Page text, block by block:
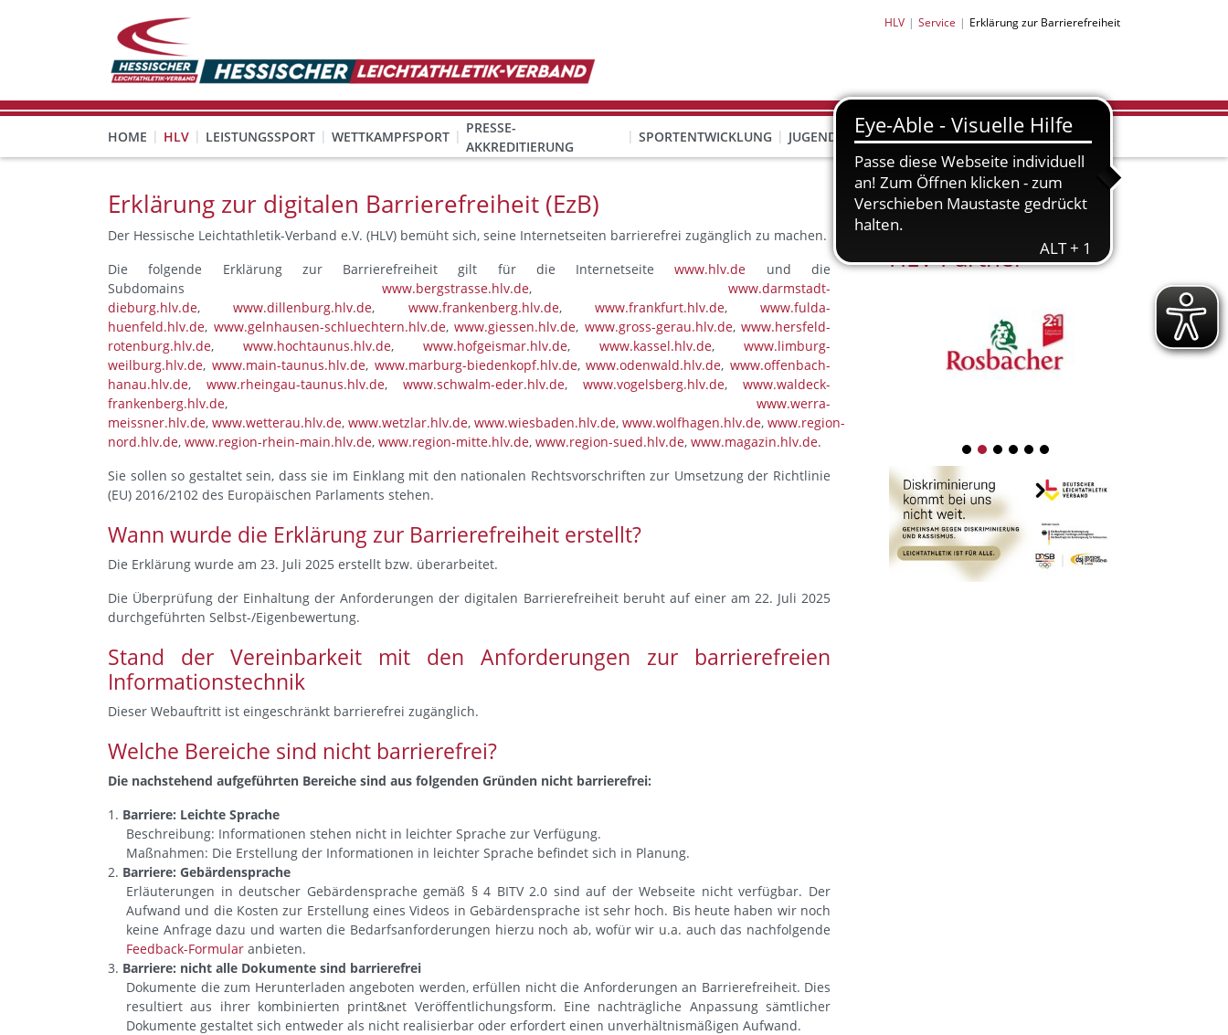
HLV Service Erklärung zur Barrierefreiheit
HOME HLV LEISTUNGSSPORT WETTKAMPFSPORT
PRESSE-
AKKREDITIERUNG
SPORTENTWICKLUNG JUGEND BILDUNG
HLV-
PARTNER
HLV-
SHOP
Erklärung zur digitalen Barrierefreiheit (EzB)
Der Hessische Leichtathletik-Verband e.V. (HLV) bemüht sich, seine Internetseiten barrierefrei zugänglich zu machen.
Die folgende Erklärung zur Barrierefreiheit gilt für die Internetseitewww.hlv.de und die
Subdomains www.bergstrasse.hlv.de, www.darmstadt-
dieburg.hlv.de,www.dillenburg.hlv.de, www.frankenberg.hlv.de, www.frankfurt.hlv.de, www.fulda-
huenfeld.hlv.de, www.gelnhausen-schluechtern.hlv.de, www.giessen.hlv.de, www.gross-gerau.hlv.de, www.hersfeld-
rotenburg.hlv.de, www.hochtaunus.hlv.de, www.hofgeismar.hlv.de, www.kassel.hlv.de, www.limburg-
weilburg.hlv.de, www.main-taunus.hlv.de, www.marburg-biedenkopf.hlv.de,www.odenwald.hlv.de, www.offenbach-
hanau.hlv.de, www.rheingau-taunus.hlv.de, www.schwalm-eder.hlv.de, www.vogelsberg.hlv.de, www.waldeck-
frankenberg.hlv.de, www.werra-
meissner.hlv.de, www.wetterau.hlv.de, www.wetzlar.hlv.de, www.wiesbaden.hlv.de, www.wolfhagen.hlv.de, www.region-
nord.hlv.de, www.region-rhein-main.hlv.de, www.region-mitte.hlv.de, www.region-sued.hlv.de, www.magazin.hlv.de.
Sie sollen so gestaltet sein, dass sie im Einklang mit den nationalen Rechtsvorschriften zur Umsetzung der Richtlinie
(EU) 2016/2102 des Europäischen Parlaments stehen.
Wann wurde die Erklärung zur Barrierefreiheit erstellt?
Die Erklärung wurde am 23. Juli 2025 erstellt bzw. überarbeitet.
Die Überprüfung der Einhaltung der Anforderungen der digitalen Barrierefreiheit beruht auf einer am 22. Juli 2025
durchgeführten Selbst-/Eigenbewertung.
Stand der Vereinbarkeit mit den Anforderungen zur barrierefreien
Informationstechnik
Dieser Webauftritt ist eingeschränkt barrierefrei zugänglich.
Welche Bereiche sind nicht barrierefrei?
Die nachstehend aufgeführten Bereiche sind aus folgenden Gründen nicht barrierefrei:
Barriere: Leichte Sprache
Beschreibung: Informationen stehen nicht in leichter Sprache zur Verfügung.
Maßnahmen: Die Erstellung der Informationen in leichter Sprache befindet sich in Planung.
Barriere: Gebärdensprache
Erläuterungen in deutscher Gebärdensprache gemäß § 4 BITV 2.0 sind auf der Webseite nicht verfügbar. Der
Aufwand und die Kosten zur Erstellung eines Videos in Gebärdensprache ist sehr hoch. Bis heute haben wir noch
keine Anfrage dazu und warten die Bedarfsanforderungen hierzu noch ab, wofür wir u.a. auch das nachfolgende
Feedback-Formular anbieten.
Barriere: nicht alle Dokumente sind barrierefrei
Dokumente die zum Herunterladen angeboten werden, erfüllen nicht die Anforderungen an Barrierefreiheit. Dies
resultiert aus ihrer kombinierten print&net Veröffentlichungsform. Eine nachträgliche Anpassung sämtlicher
Dokumente gestaltet sich entweder als nicht realisierbar oder erfordert einen unverhältnismäßigen Aufwand.
HLV-Partner
1 2 3 4 5 6